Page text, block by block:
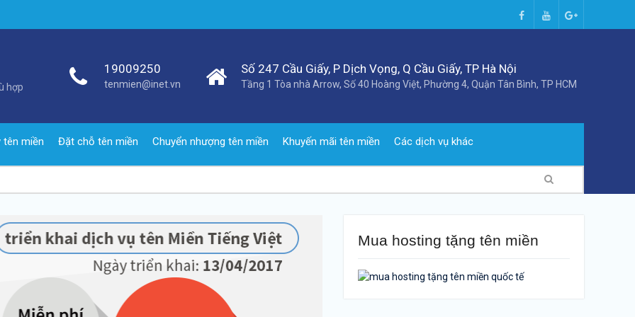
hợp
19009250
tenmien@inet.vn
Số 247 Cầu Giấy, P Dịch Vọng, Q Cầu Giấy, TP Hà Nội
Tầng 1 Tòa nhà Arrow, Số 40 Hoàng Việt, Phường 4, Quận Tân Bình, TP HCM
tên miền Đặt chỗ tên miền Chuyển nhượng tên miền Khuyến mãi tên miền Các dịch vụ khác
Mua hosting tặng tên miền